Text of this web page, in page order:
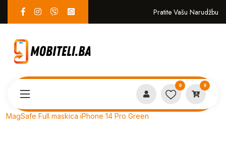
Pratite Vašu Narudžbu
0 0
MagSafe Full maskica iPhone 14 Pro Green